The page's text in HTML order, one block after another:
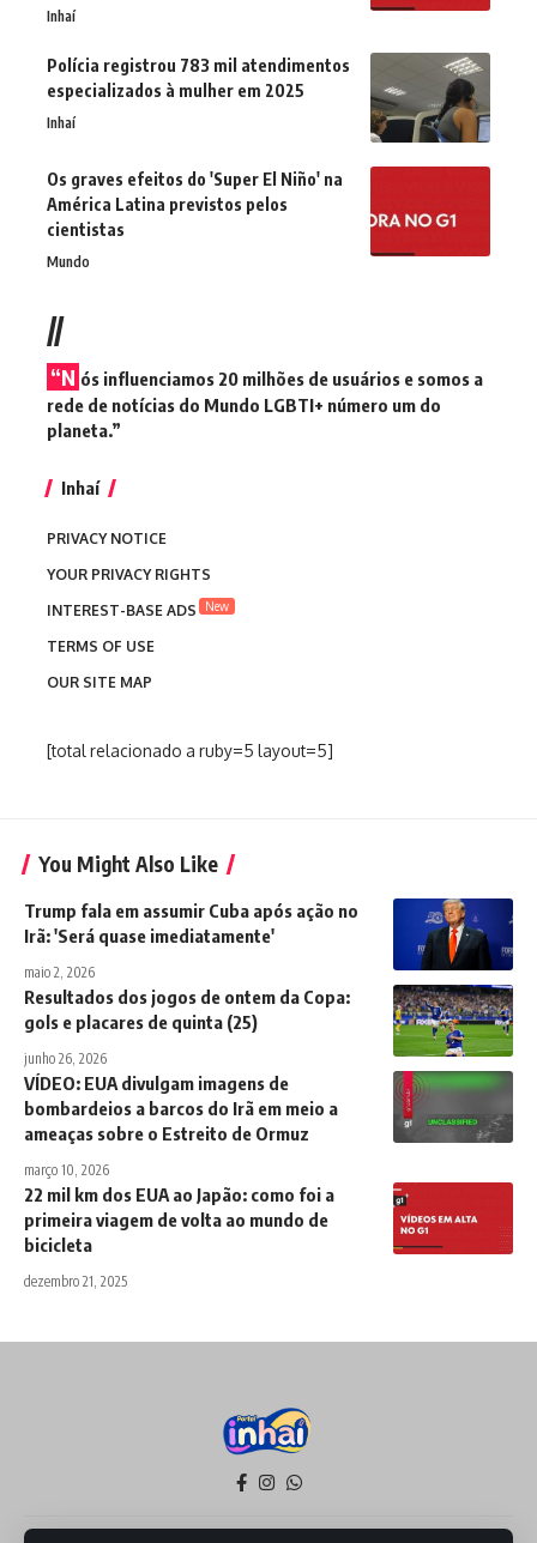
Inhaí
Polícia registrou 783 mil atendimentos
especializados à mulher em 2025
Inhaí
Os graves efeitos do 'Super El Niño' na
América Latina previstos pelos
cientistas
Mundo
//
“N ós influenciamos 20 milhões de usuários e somos a
rede de notícias do Mundo LGBTI+ número um do
planeta.”
Inhaí
PRIVACY NOTICE
YOUR PRIVACY RIGHTS
INTEREST-BASE ADS
New
TERMS OF USE
OUR SITE MAP
[total relacionado a ruby=5 layout=5]
You Might Also Like
Trump fala em assumir Cuba após ação no
Irã: 'Será quase imediatamente'
maio 2, 2026
Resultados dos jogos de ontem da Copa:
gols e placares de quinta (25)
junho 26, 2026
VÍDEO: EUA divulgam imagens de
bombardeios a barcos do Irã em meio a
ameaças sobre o Estreito de Ormuz
março 10, 2026
22 mil km dos EUA ao Japão: como foi a
primeira viagem de volta ao mundo de
bicicleta
dezembro 21, 2025